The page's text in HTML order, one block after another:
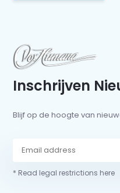
Inschrijven
Blijf op de hoogte van
* Read legal restrictions here